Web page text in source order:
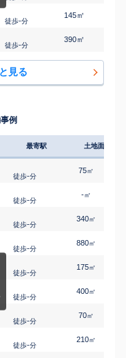
徒歩-分
145㎡
徒歩-分
390㎡
見る
例
最寄駅 土地面積
徒歩-分
75㎡
徒歩-分
-㎡
徒歩-分
340㎡
徒歩-分
880㎡
徒歩-分
175㎡
徒歩-分
400㎡
徒歩-分
70㎡
徒歩-分
210㎡